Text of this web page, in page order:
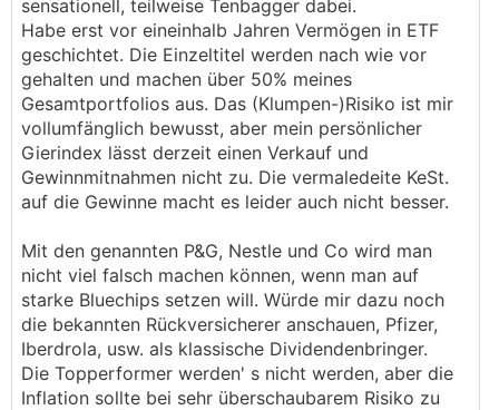
sensationell, teilweise Tenbagger dabei.
Habe erst vor eineinhalb Jahren Vermögen in ETF
geschichtet. Die Einzeltitel werden nach wie vor
gehalten und machen über 50% meines
Gesamtportfolios aus. Das (Klumpen-)Risiko ist mir
vollumfänglich bewusst, aber mein persönlicher
Gierindex lässt derzeit einen Verkauf und
Gewinnmitnahmen nicht zu. Die vermaledeite KeSt.
auf die Gewinne macht es leider auch nicht besser.
Mit den genannten P&G, Nestle und Co wird man
nicht viel falsch machen können, wenn man auf
starke Bluechips setzen will. Würde mir dazu noch
die bekannten Rückversicherer anschauen, Pfizer,
Iberdrola, usw. als klassische Dividendenbringer.
Die Topperformer werden' s nicht werden, aber die
Inflation sollte bei sehr überschaubarem Risiko zu